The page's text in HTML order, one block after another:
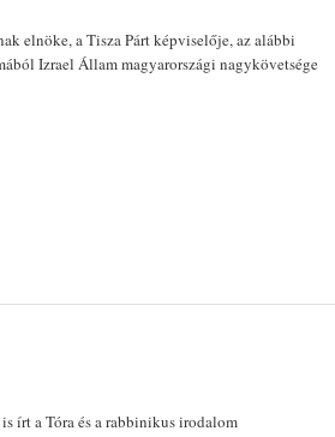
elnöke, a Tisza Párt képviselője, az alábbi
Izrael Állam magyarországi nagykövetsége
írt a Tóra és a rabbinikus irodalom